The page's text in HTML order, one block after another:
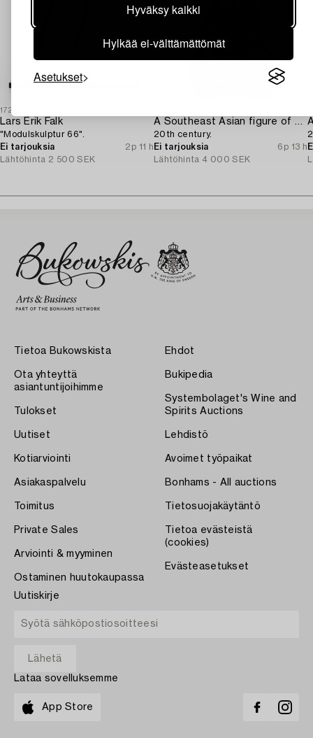
Hyväksy kaikki
Hylkää ei-välttämättömät
Asetukset
1729196
Lars Erik Falk
"Modulskulptur 66".
Ei tarjouksia
2p 11 h
Lähtöhinta 2 500 SEK
A Southeast Asian figure of a Buddha,
20th century.
Ei tarjouksia
6p 13 h
Lähtöhinta 4 000 SEK
Tietoa Bukowskista
Ota yhteyttä
asiantuntijoihimme
Tulokset
Uutiset
Kotiarviointi
Asiakaspalvelu
Toimitus
Private Sales
Arviointi & myyminen
Ostaminen huutokaupassa
Ehdot
Bukipedia
Systembolaget's Wine and
Spirits Auctions
Lehdistö
Avoimet työpaikat
Bonhams - All auctions
Tietosuojakäytäntö
Tietoa evästeistä
(cookies)
Evästeasetukset
Uutiskirje
Lataa sovelluksemme
App Store